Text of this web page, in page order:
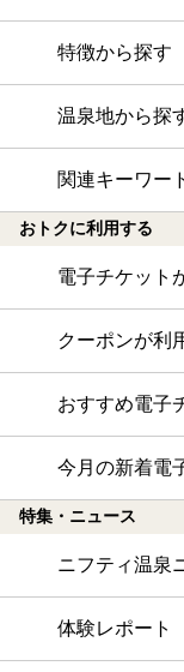
特徴から探す
温泉地から探
関連キーワー
おトクに利用する
電子チケット
クーポンが利
おすすめ電子
今月の新着電
特集・ニュース
ニフティ温泉
体験レポート